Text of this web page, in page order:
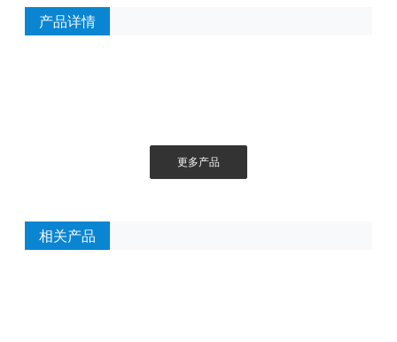
产品详情
更多产品
相关产品